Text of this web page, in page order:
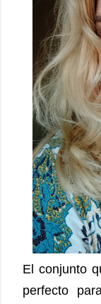
El conjunto
perfecto